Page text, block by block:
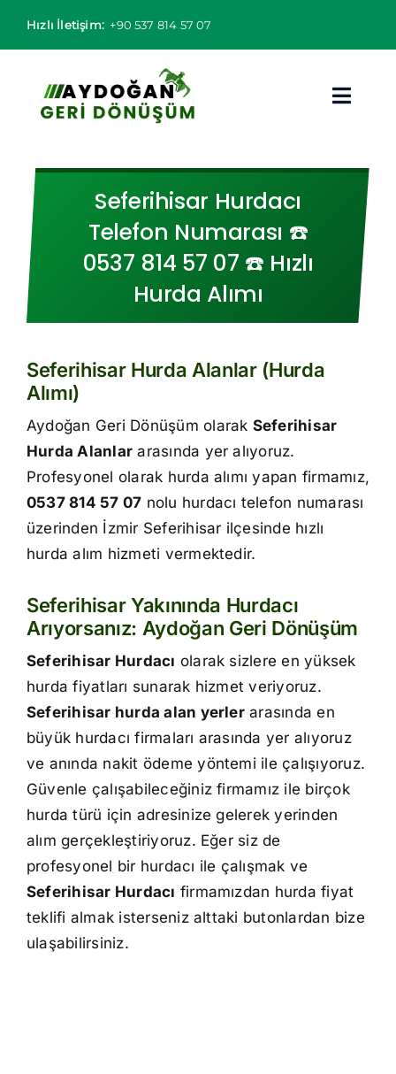
Hızlı İletişim: +90 537 814 57 07
Hurda Fiyatları
Hizmet Bölgeleri
Hakkımızda
İletişim
Seferihisar Hurdacı
Telefon Numarası ☎️
0537 814 57 07 ☎️ Hızlı
Hurda Alımı
Seferihisar Hurda Alanlar (Hurda
Alımı)
Aydoğan Geri Dönüşüm olarak Seferihisar
Hurda Alanlar arasında yer alıyoruz.
Profesyonel olarak hurda alımı yapan firmamız,
0537 814 57 07 nolu hurdacı telefon numarası
üzerinden İzmir Seferihisar ilçesinde hızlı
hurda alım hizmeti vermektedir.
Seferihisar Yakınında Hurdacı
Arıyorsanız: Aydoğan Geri Dönüşüm
Seferihisar Hurdacı olarak sizlere en yüksek
hurda fiyatları sunarak hizmet veriyoruz.
Seferihisar hurda alan yerlerarasında en
büyük hurdacı firmaları arasında yer alıyoruz
ve anında nakit ödeme yöntemi ile çalışıyoruz.
Güvenle çalışabileceğiniz firmamız ile birçok
hurda türü için adresinize gelerek yerinden
alım gerçekleştiriyoruz. Eğer siz de
profesyonel bir hurdacı ile çalışmak ve
Seferihisar Hurdacı firmamızdan hurda fiyat
teklifi almak isterseniz alttaki butonlardan bize
ulaşabilirsiniz.